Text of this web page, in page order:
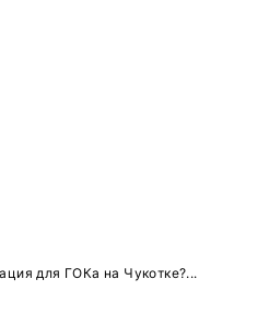
для ГОКа на Чукотке?...